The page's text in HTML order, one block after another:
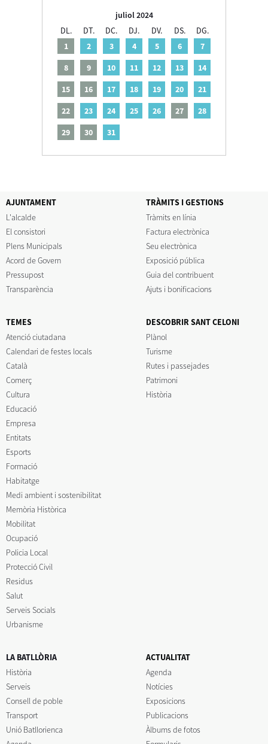
juliol 2024
DL.
DT. DC. DJ. DV. DS.
DG.
1
2 3 4 5 6
7
8
9 10 11 12 13
14
15
16 17 18 19 20
21
22
23 24 25 26 27
28
29
30 31
AJUNTAMENT
L'alcalde
El consistori
Plens Municipals
Acord de Govern
Pressupost
Transparència
TRÀMITS I GESTIONS
Tràmits en línia
Factura electrònica
Seu electrònica
Exposició pública
Guia del contribuent
Ajuts i bonificacions
TEMES
Atenció ciutadana
Calendari de festes locals
Català
Comerç
Cultura
Educació
Empresa
Entitats
Esports
Formació
Habitatge
Medi ambient i sostenibilitat
Memòria Històrica
Mobilitat
Ocupació
Policia Local
Protecció Civil
Residus
Salut
Serveis Socials
Urbanisme
DESCOBRIR SANT CELONI
Plànol
Turisme
Rutes i passejades
Patrimoni
Història
LA BATLLÒRIA
Història
Serveis
Consell de poble
Transport
Unió Batllorienca
ACTUALITAT
Agenda
Notícies
Exposicions
Publicacions
Àlbums de fotos